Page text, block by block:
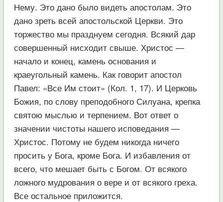
Нему. Это дано было видеть апостолам. Это
дано зреть всей апостольской Церкви. Это
торжество мы празднуем сегодня. Всякий дар
совершенный нисходит свыше. Христос —
начало и конец, камень основания и
краеугольный камень. Как говорит апостол
Павел: «Все Им стоит» (Кол. 1, 17). И Церковь
Божия, по слову преподобного Силуана, крепка
святою мыслью и терпением. Вот ответ о
значении чистоты нашего исповедания —
Христос. Потому не будем никогда ничего
просить у Бога, кроме Бога. И избавления от
всего, что мешает быть с Богом. От всякого
ложного мудрования о вере и от всякого греха.
Все остальное приложится.